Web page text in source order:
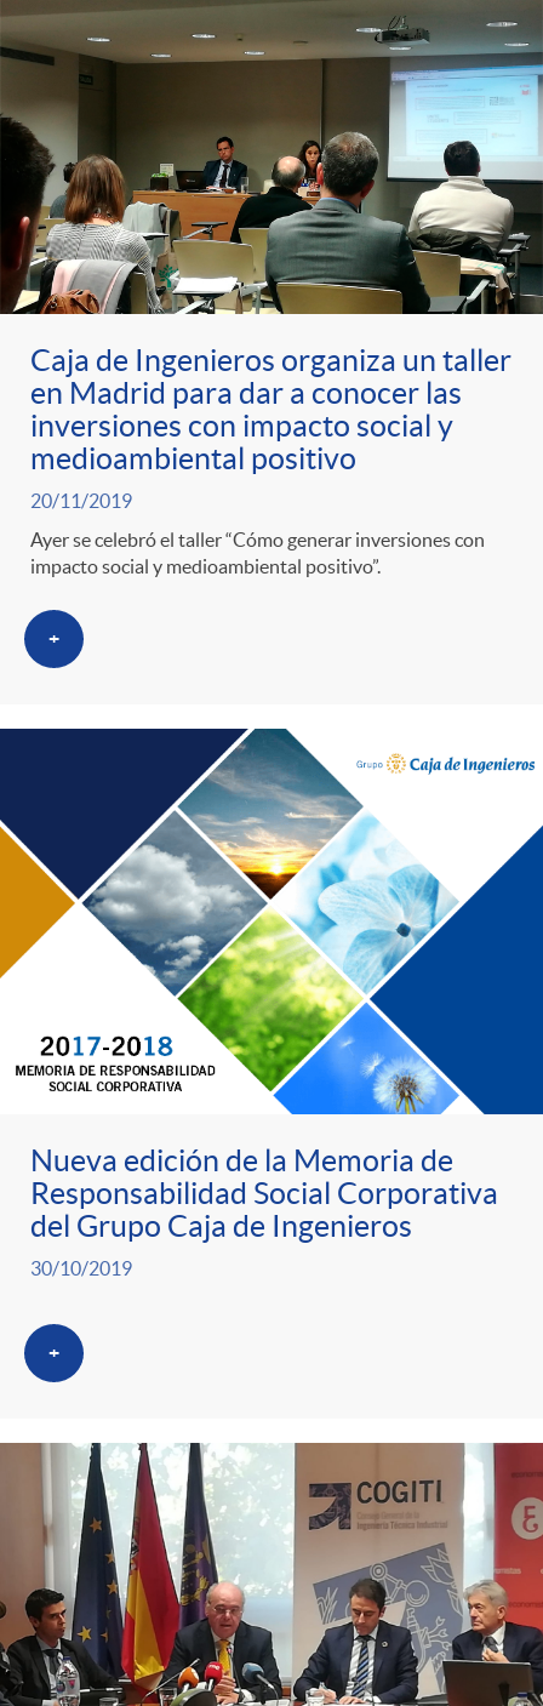
Caja de Ingenieros organiza un taller
en Madrid para dar a conocer las
inversiones con impacto social y
medioambiental positivo
20/11/2019
Ayer se celebró el taller “Cómo generar inversiones con
impacto social y medioambiental positivo”.
+
Nueva edición de la Memoria de
Responsabilidad Social Corporativa
del Grupo Caja de Ingenieros
30/10/2019
+